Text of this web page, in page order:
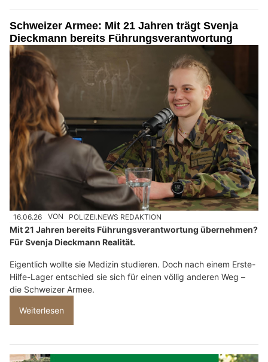
Schweizer Armee: Mit 21 Jahren trägt Svenja
Dieckmann bereits Führungsverantwortung
16.06.26 VON POLIZEI.NEWS REDAKTION
Mit 21 Jahren bereits Führungsverantwortung übernehmen?
Für Svenja Dieckmann Realität.
Eigentlich wollte sie Medizin studieren. Doch nach einem Erste-
Hilfe-Lager entschied sie sich für einen völlig anderen Weg –
die Schweizer Armee.
Weiterlesen